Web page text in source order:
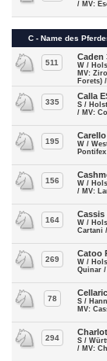
/ MV:
C - Name des
511
Caden
W /
MV:
Forets)
335
Calla
S /
/ MV:
195
Carello
W /
Pontifex
156
W /
/ MV:
164
Cassis
W /
Cartani
269
Catoo
W /
Quinar /
78
S /
MV:
294
S /
/ MV: